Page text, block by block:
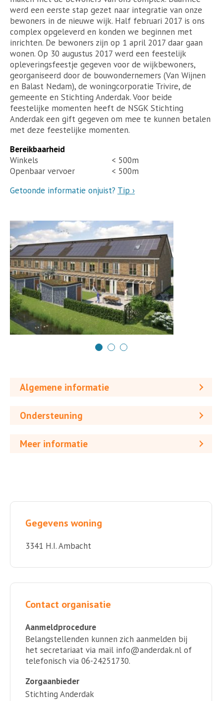
werd een eerste stap gezet naar integratie van onze
bewoners in de nieuwe wijk. Half februari 2017 is ons
complex opgeleverd en konden we beginnen met
inrichten. De bewoners zijn op 1 april 2017 daar gaan
wonen. Op 30 augustus 2017 werd een feestelijk
opleveringsfeestje gegeven voor de wijkbewoners,
georganiseerd door de bouwondernemers (Van Wijnen
en Balast Nedam), de woningcorporatie Trivire, de
gemeente en Stichting Anderdak. Voor beide
feestelijke momenten heeft de NSGK Stichting
Anderdak een gift gegeven om mee te kunnen betalen
met deze feestelijke momenten.
Bereikbaarheid
Winkels
< 500m
Openbaar vervoer
< 500m
Getoonde informatie onjuist? Tip ›
Algemene informatie
Ondersteuning
Meer informatie
Gegevens woning
3341 H.I. Ambacht
Contact organisatie
Aanmeldprocedure
Belangstellenden kunnen zich aanmelden bij
het secretariaat via mail info@anderdak.nl of
telefonisch via 06-24251730.
Zorgaanbieder
Stichting Anderdak